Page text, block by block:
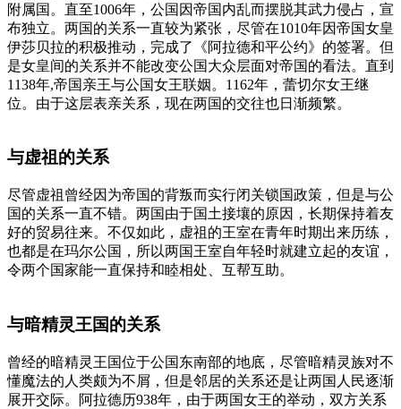
附属国。直至1006年，公国因帝国内乱而摆脱其武力侵占，宣
布独立。两国的关系一直较为紧张，尽管在1010年因帝国女皇
伊莎贝拉的积极推动，完成了《阿拉德和平公约》的签署。但
是女皇间的关系并不能改变公国大众层面对帝国的看法。直到
1138年,帝国亲王与公国女王联姻。1162年，蕾切尔女王继
位。由于这层表亲关系，现在两国的交往也日渐频繁。
与虚祖的关系
尽管虚祖曾经因为帝国的背叛而实行闭关锁国政策，但是与公
国的关系一直不错。两国由于国土接壤的原因，长期保持着友
好的贸易往来。不仅如此，虚祖的王室在青年时期出来历练，
也都是在玛尔公国，所以两国王室自年轻时就建立起的友谊，
令两个国家能一直保持和睦相处、互帮互助。
与暗精灵王国的关系
曾经的暗精灵王国位于公国东南部的地底，尽管暗精灵族对不
懂魔法的人类颇为不屑，但是邻居的关系还是让两国人民逐渐
展开交际。阿拉德历938年，由于两国女王的举动，双方关系